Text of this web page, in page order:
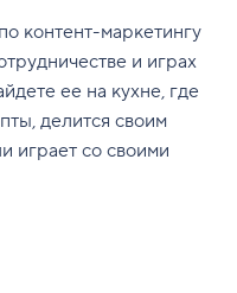
контент-маркетингу
и играх
ее на кухне, где
делится своим
играет со своими